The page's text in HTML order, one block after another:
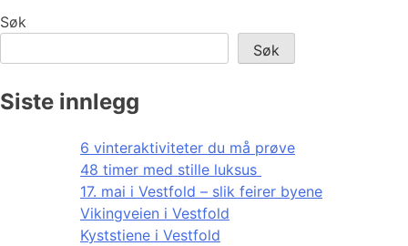
Søk
Søk
Siste innlegg
6 vinteraktiviteter du må prøve
48 timer med stille luksus
17. mai i Vestfold – slik feirer byene
Vikingveien i Vestfold
Kyststiene i Vestfold